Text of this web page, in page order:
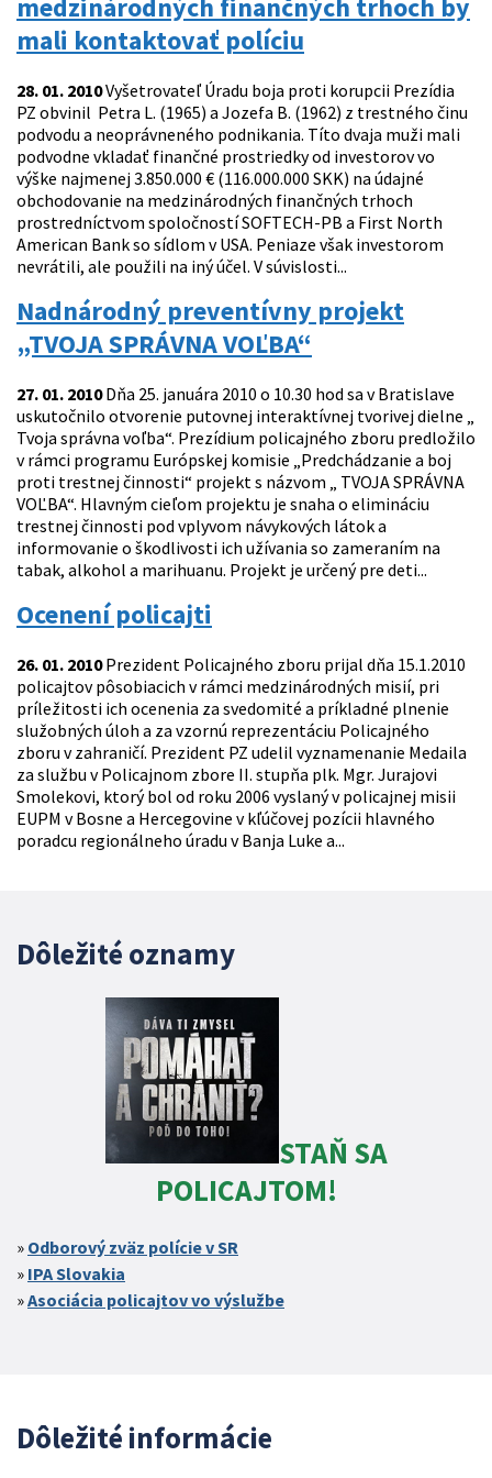
medzinárodných finančných trhoch by
mali kontaktovať políciu
28. 01. 2010Vyšetrovateľ Úradu boja proti korupcii Prezídia
PZ obvinil Petra L. (1965) a Jozefa B. (1962) z trestného činu
podvodu a neoprávneného podnikania. Títo dvaja muži mali
podvodne vkladať finančné prostriedky od investorov vo
výške najmenej 3.850.000 € (116.000.000 SKK) na údajné
obchodovanie na medzinárodných finančných trhoch
prostredníctvom spoločností SOFTECH-PB a First North
American Bank so sídlom v USA. Peniaze však investorom
nevrátili, ale použili na iný účel. V súvislosti...
Nadnárodný preventívny projekt
„TVOJA SPRÁVNA VOĽBA“
27. 01. 2010Dňa 25. januára 2010 o 10.30 hod sa v Bratislave
uskutočnilo otvorenie putovnej interaktívnej tvorivej dielne „
Tvoja správna voľba“. Prezídium policajného zboru predložilo
v rámci programu Európskej komisie „Predchádzanie a boj
proti trestnej činnosti“ projekt s názvom „ TVOJA SPRÁVNA
VOĽBA“. Hlavným cieľom projektu je snaha o elimináciu
trestnej činnosti pod vplyvom návykových látok a
informovanie o škodlivosti ich užívania so zameraním na
tabak, alkohol a marihuanu. Projekt je určený pre deti...
Ocenení policajti
26. 01. 2010Prezident Policajného zboru prijal dňa 15.1.2010
policajtov pôsobiacich v rámci medzinárodných misií, pri
príležitosti ich ocenenia za svedomité a príkladné plnenie
služobných úloh a za vzornú reprezentáciu Policajného
zboru v zahraničí. Prezident PZ udelil vyznamenanie Medaila
za službu v Policajnom zbore II. stupňa plk. Mgr. Jurajovi
Smolekovi, ktorý bol od roku 2006 vyslaný v policajnej misii
EUPM v Bosne a Hercegovine v kľúčovej pozícii hlavného
poradcu regionálneho úradu v Banja Luke a...
Dôležité oznamy
STAŇ SA
POLICAJTOM!
Odborový zväz polície v SR
IPA Slovakia
Asociácia policajtov vo výslužbe
Dôležité informácie